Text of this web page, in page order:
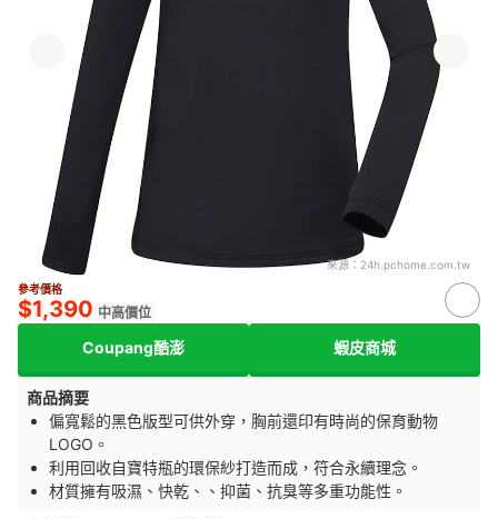
來源： 24h.pchome.com.tw
參考價格
$1,390 中高價位
Coupang酷澎 蝦皮商城
商品摘要
偏寬鬆的黑色版型可供外穿，胸前還印有時尚的保育動物
LOGO。
利用回收自寶特瓶的環保紗打造而成，符合永續理念。
材質擁有吸濕、快乾、、抑菌、抗臭等多重功能性。